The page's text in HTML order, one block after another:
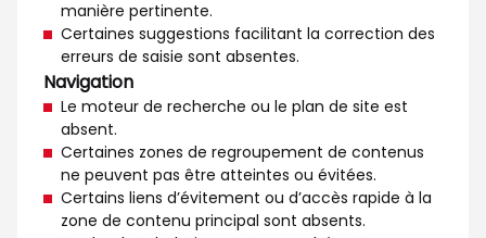
manière pertinente.
Certaines suggestions facilitant la correction des
erreurs de saisie sont absentes.
Navigation
Le moteur de recherche ou le plan de site est
absent.
Certaines zones de regroupement de contenus
ne peuvent pas être atteintes ou évitées.
Certains liens d’évitement ou d’accès rapide à la
zone de contenu principal sont absents.